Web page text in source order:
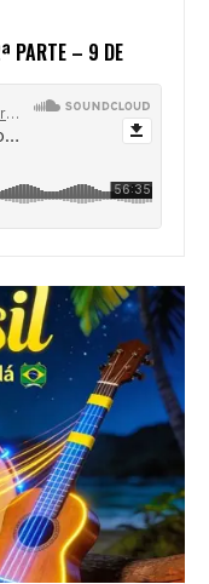
PARTE – 9 DE